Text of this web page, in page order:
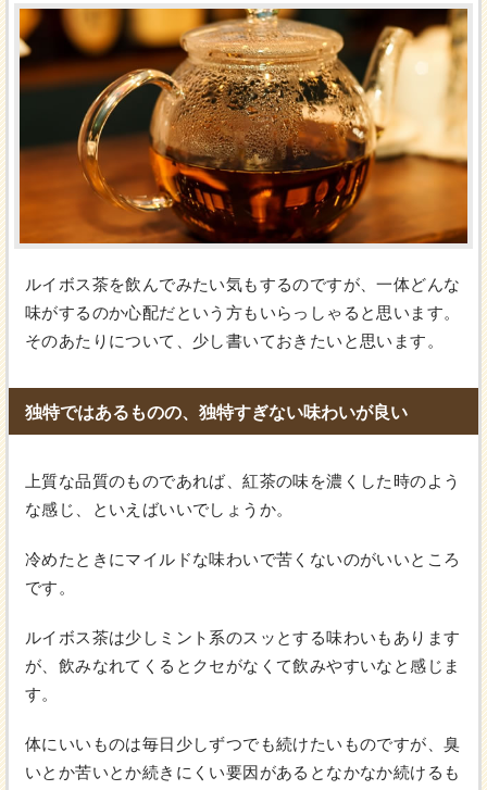
ルイボス茶を飲んでみたい気もするのですが、一体どんな
味がするのか心配だという方もいらっしゃると思います。
そのあたりについて、少し書いておきたいと思います。
独特ではあるものの、独特すぎない味わいが良い
上質な品質のものであれば、紅茶の味を濃くした時のよう
な感じ、といえばいいでしょうか。
冷めたときにマイルドな味わいで苦くないのがいいところ
です。
ルイボス茶は少しミント系のスッとする味わいもあります
が、飲みなれてくるとクセがなくて飲みやすいなと感じま
す。
体にいいものは毎日少しずつでも続けたいものですが、臭
いとか苦いとか続きにくい要因があるとなかなか続けるも